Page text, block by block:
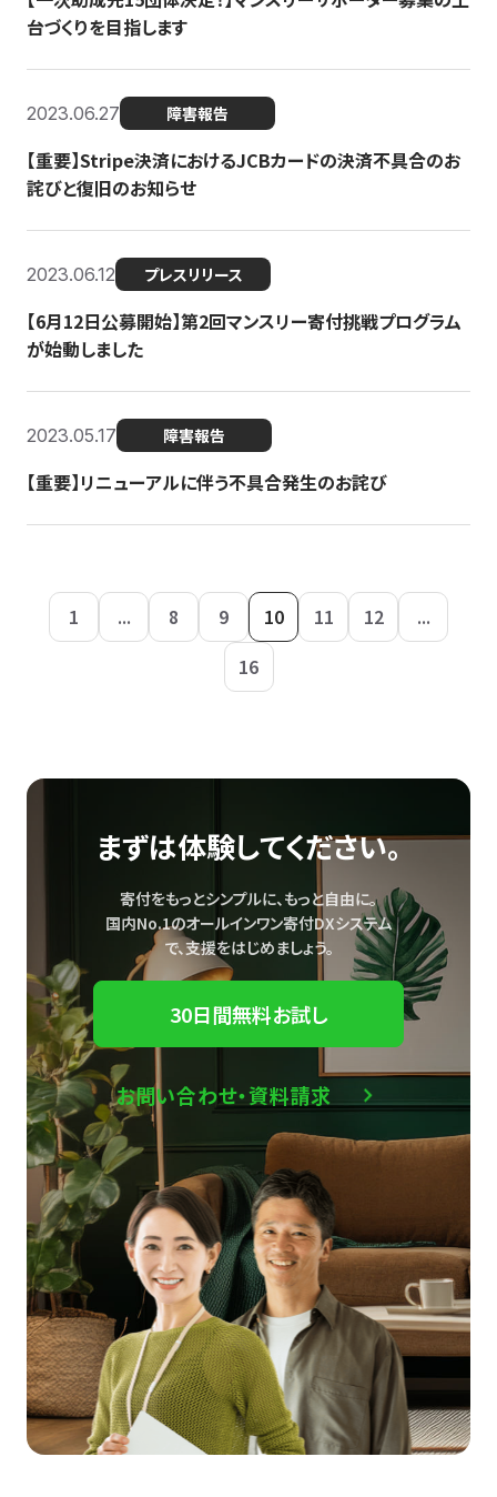
台づくりを目指します
2023.06.27 障害報告
【重要】Stripe決済におけるJCBカードの決済不具合のお
詫びと復旧のお知らせ
2023.06.12 プレスリリース
【6月12日公募開始】第2回マンスリー寄付挑戦プログラム
が始動しました
2023.05.17 障害報告
【重要】リニューアルに伴う不具合発生のお詫び
1 ... 8 9 10 11 12
...
16
まずは体験してください。
寄付をもっとシンプルに、もっと自由に。
国内No.1のオールインワン寄付DXシステム
で、支援をはじめましょう。
30日間無料お試し
お問い合わせ・資料請求